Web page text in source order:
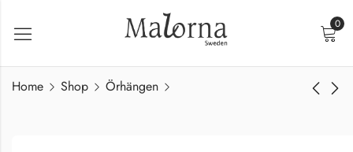
0
Home Shop Örhängen